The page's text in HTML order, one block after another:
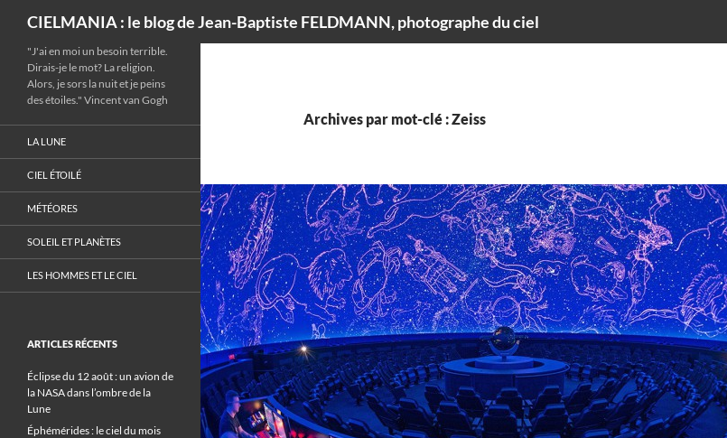
CIELMANIA : le blog de Jean-Baptiste FELDMANN, photographe du ciel
Archives par mot-clé : Zeiss
"J'ai en moi un besoin terrible.
Dirais-je le mot? La religion.
Alors, je sors la nuit et je peins
des étoiles." Vincent van Gogh
LA LUNE
CIEL ÉTOILÉ
MÉTÉORES
SOLEIL ET PLANÈTES
LES HOMMES ET LE CIEL
ARTICLES RÉCENTS
Éclipse du 12 août : un avion de
la NASA dans l’ombre de la
Lune
Éphémérides : le ciel du mois